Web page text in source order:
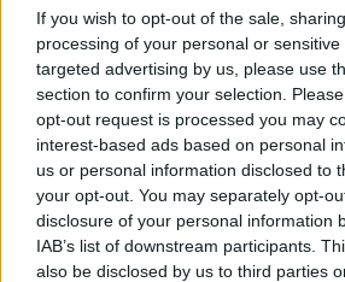
If you wish to opt-out of the sale,
processing of your personal or
targeted advertising by us, please use
section to confirm your selection.
opt-out request is processed you may
interest-based ads based on personal
us or personal information disclosed to
your opt-out. You may separately opt-
disclosure of your personal information
IAB’s list of downstream participants.
also be disclosed by us to third parties
pausas, se acercará a esas
media, especialmente si el
húmedo y hay tramos
a extremar la atención.La
forma de miradores naturales
rincones donde los helechos
de una persona adulta.